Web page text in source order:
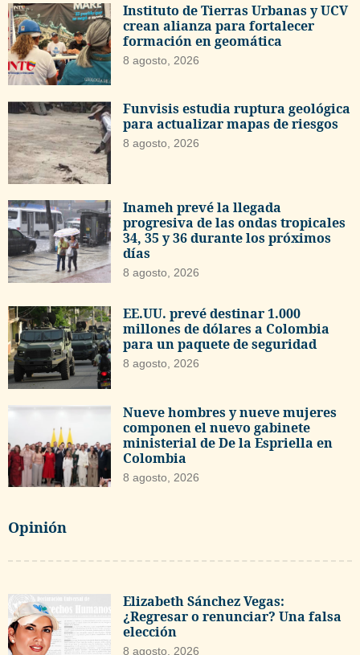
Instituto de Tierras Urbanas y UCV
crean alianza para fortalecer
formación en geomática
8 agosto, 2026
Funvisis estudia ruptura geológica
para actualizar mapas de riesgos
8 agosto, 2026
Inameh prevé la llegada
progresiva de las ondas tropicales
34, 35 y 36 durante los próximos
días
8 agosto, 2026
EE.UU. prevé destinar 1.000
millones de dólares a Colombia
para un paquete de seguridad
8 agosto, 2026
Nueve hombres y nueve mujeres
componen el nuevo gabinete
ministerial de De la Espriella en
Colombia
8 agosto, 2026
Opinión
Elizabeth Sánchez Vegas:
¿Regresar o renunciar? Una falsa
elección
8 agosto, 2026